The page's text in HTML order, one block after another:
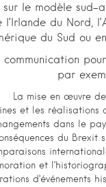
le modèle sud-
du Nord,
du Sud ou
communication
par
La mise en œuvre
et les
dans le
du Brexit
et
d’événements